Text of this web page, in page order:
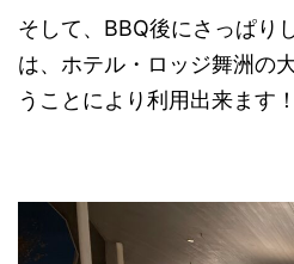
そして、BBQ後にさっぱり
は、ホテル・ロッジ舞洲の
うことにより利用出来ます！